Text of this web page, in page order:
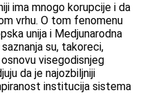
ima mnogo korupcije i da
vrhu. O tom fenomenu
unija i Medjunarodna
saznanja su, takoreci,
visegodisnjeg
da je najozbiljniji
institucija sistema